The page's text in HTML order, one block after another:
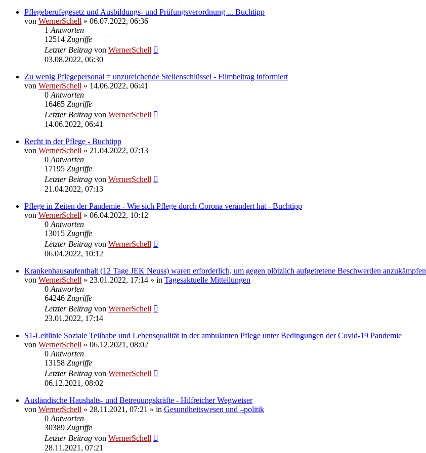
Pflegeberufegesetz und Ausbildungs- und Prüfungsverordnung ... Buchtipp
von WernerSchell » 06.07.2022, 06:36
1 Antworten
12514 Zugriffe
Letzter Beitrag von WernerSchell
03.08.2022, 06:30
Zu wenig Pflegepersonal = unzureichende Stellenschlüssel - Filmbeitrag informiert
von WernerSchell » 14.06.2022, 06:41
0 Antworten
16465 Zugriffe
Letzter Beitrag von WernerSchell
14.06.2022, 06:41
Recht in der Pflege - Buchtipp
von WernerSchell » 21.04.2022, 07:13
0 Antworten
17195 Zugriffe
Letzter Beitrag von WernerSchell
21.04.2022, 07:13
Pflege in Zeiten der Pandemie - Wie sich Pflege durch Corona verändert hat - Buchtipp
von WernerSchell » 06.04.2022, 10:12
0 Antworten
13015 Zugriffe
Letzter Beitrag von WernerSchell
06.04.2022, 10:12
Krankenhausaufenthalt (12 Tage JEK Neuss) waren erforderlich, um gegen plötzlich aufgetretene Beschwerden anzukämpfen
von WernerSchell » 23.01.2022, 17:14 » in Tagesaktuelle Mitteilungen
0 Antworten
64246 Zugriffe
Letzter Beitrag von WernerSchell
23.01.2022, 17:14
S1-Leitlinie Soziale Teilhabe und Lebensqualität in der ambulanten Pflege unter Bedingungen der Covid-19 Pandemie
von WernerSchell » 06.12.2021, 08:02
0 Antworten
13158 Zugriffe
Letzter Beitrag von WernerSchell
06.12.2021, 08:02
Ausländische Haushalts- und Betreuungskräfte - Hilfreicher Wegweiser
von WernerSchell » 28.11.2021, 07:21 » in Gesundheitswesen und –politik
0 Antworten
30389 Zugriffe
Letzter Beitrag von WernerSchell
28.11.2021, 07:21